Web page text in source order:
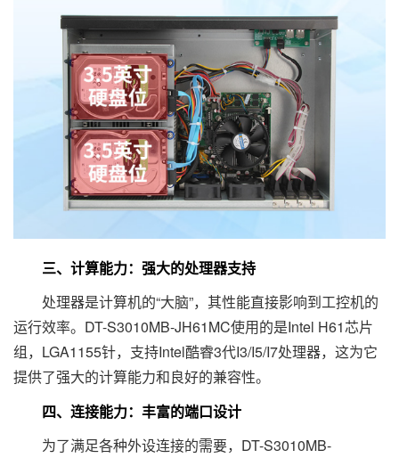
三、计算能力：强大的处理器支持
处理器是计算机的“大脑”，其性能直接影响到工控机的
运行效率。DT-S3010MB-JH61MC使用的是Intel H61芯片
组，LGA1155针，支持Intel酷睿3代I3/I5/I7处理器，这为它
提供了强大的计算能力和良好的兼容性。
四、连接能力：丰富的端口设计
为了满足各种外设连接的需要，DT-S3010MB-